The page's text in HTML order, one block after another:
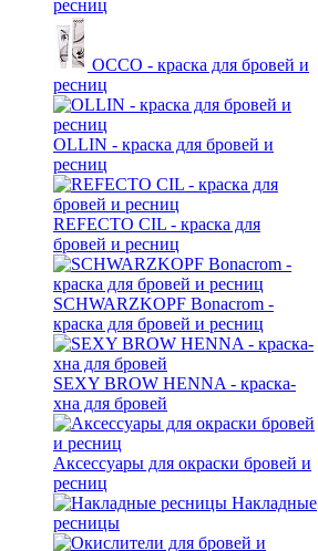
ресниц
OCCO - краска для бровей и
ресниц
OLLIN - краска для бровей и
ресниц
REFECTO CIL - краска для
бровей и ресниц
SCHWARZKOPF Bonacrom -
краска для бровей и ресниц
SEXY BROW HENNA - краска-
хна для бровей
Аксессуары для окраски бровей и
ресниц
Накладные
ресницы